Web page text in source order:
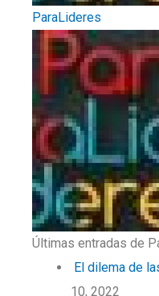
ParaLideres
Últimas entradas de
El dilema de
10, 2022